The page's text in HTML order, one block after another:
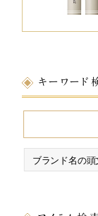
キーワード